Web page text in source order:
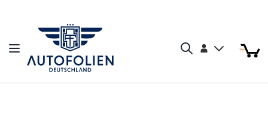
Navigation umschalten Konto Mein